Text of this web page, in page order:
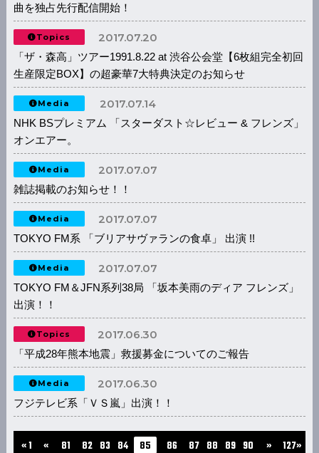
曲を独占先行配信開始！
Topics 2017.07.20
「ザ・森高」ツアー1991.8.22 at 渋谷公会堂【6枚組完全初回
生産限定BOX】の超豪華7大特典決定のお知らせ
Media 2017.07.14
NHK BSプレミアム 「スターダスト☆レビュー & フレンズ」
オンエアー。
Media 2017.07.07
雑誌掲載のお知らせ！！
Media 2017.07.07
TOKYO FM系 「ブリアサヴァランの食卓」 出演 !!
Media 2017.07.07
TOKYO FM＆JFN系列38局 「坂本美雨のディア フレンズ」
出演！！
Topics 2017.06.30
「平成28年熊本地震」救援募金についてのご報告
Media 2017.06.30
フジテレビ系「ＶＳ嵐」出演！！
« 1 « 81 82 83 84 85 86 87 88 89 90 » 127»